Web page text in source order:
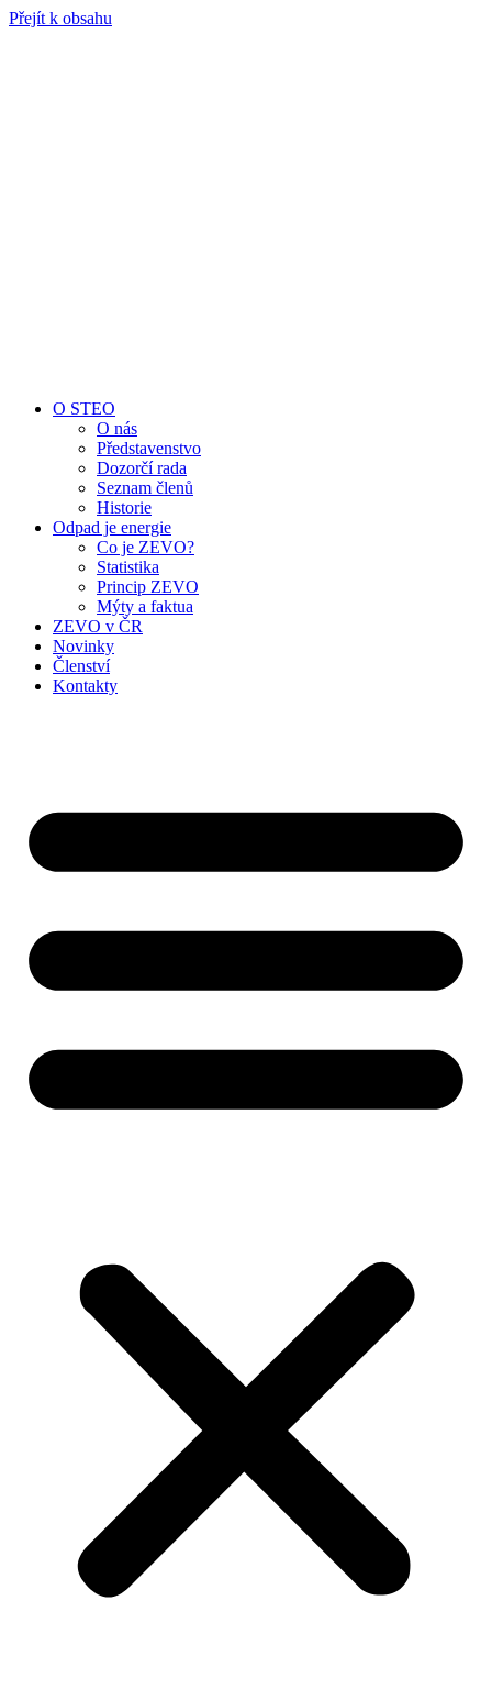
Přejít k obsahu
O STEO
O nás
Představenstvo
Dozorčí rada
Seznam členů
Historie
Odpad je energie
Co je ZEVO?
Statistika
Princip ZEVO
Mýty a faktua
ZEVO v ČR
Novinky
Členství
Kontakty